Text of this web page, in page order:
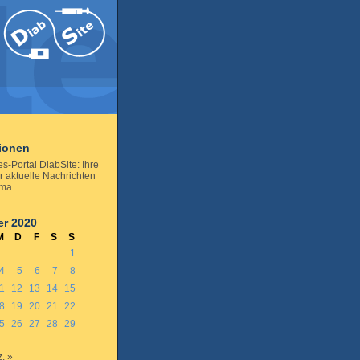
Portal DiabSite: Ihre
aktuelle Nachrichten
2020
D F S
S
1
4 5 6 7
8
12 13 14
15
19 20 21
22
26 27 28
29
»